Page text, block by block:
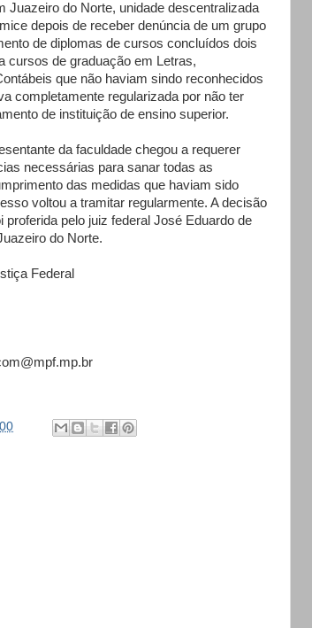
Juazeiro do Norte, unidade descentralizada
depois de receber denúncia de um grupo
de diplomas de cursos concluídos dois
cursos de graduação em Letras,
que não haviam sindo reconhecidos
completamente regularizada por não ter
de instituição de ensino superior.
da faculdade chegou a requerer
necessárias para sanar todas as
das medidas que haviam sido
voltou a tramitar regularmente. A decisão
pelo juiz federal José Eduardo de
do Norte.
Federal